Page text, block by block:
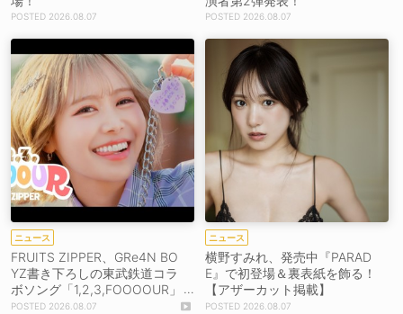
2026.08.07 2026.08.07
ニュース
FRUITS ZIPPER、GRe4N BO
YZ書き下ろしの東武鉄道コラ
ボソング「1,2,3,FOOOOUR」
をリリース＆MV公開！
2026.08.07
ニュース
横野すみれ、発売中『PARAD
E』で初登場＆裏表紙を飾る！
【アザーカット掲載】
2026.08.07